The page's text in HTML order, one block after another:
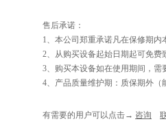
售后承诺：
1、本公司郑重承诺凡在保修期内
2、从购买设备起始日期起可免
3、购买本设备如在使用期间，
4、产品质量维护期：质保期外
有需要的用户可以点击→ 咨询